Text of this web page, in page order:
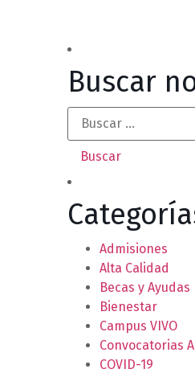
Buscar
Admisiones
Alta Calidad
Becas y Ayudas
Bienestar
Campus VIVO
Convocatorias
COVID-19